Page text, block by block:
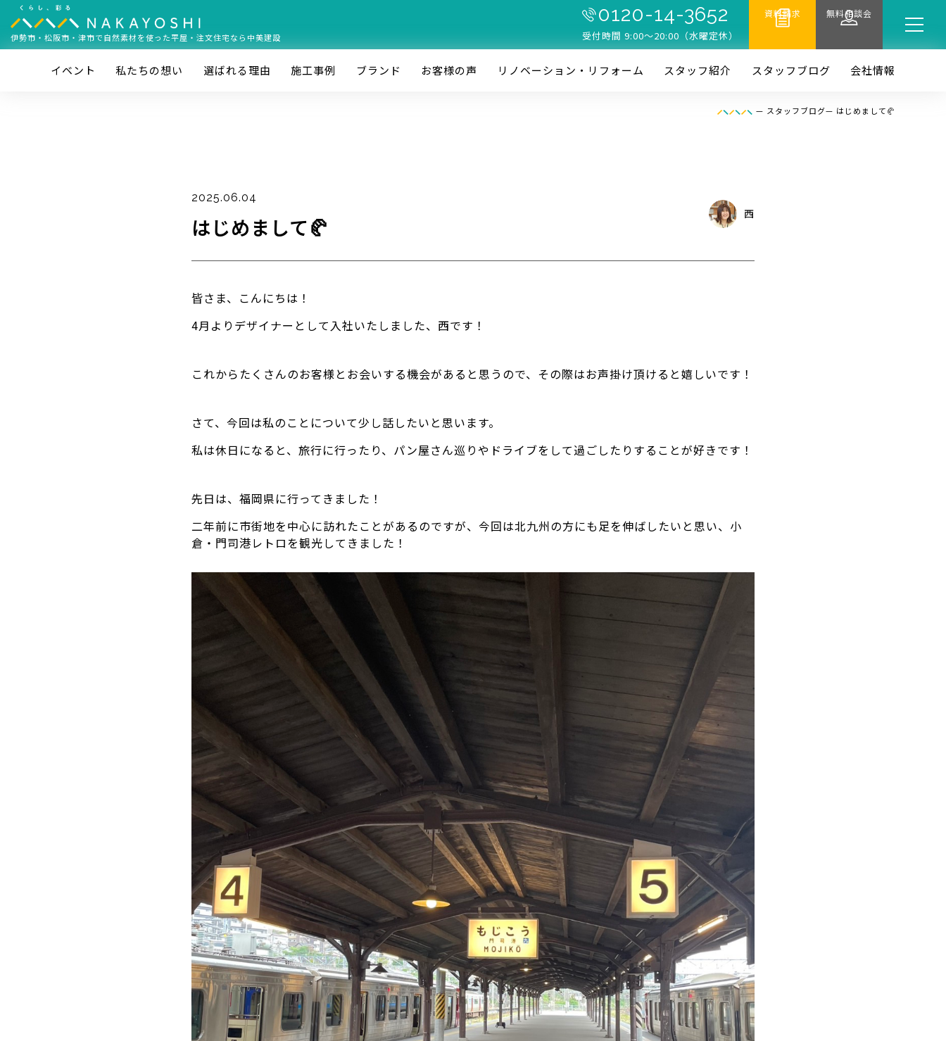
伊勢市・松阪市・津市で自然素材を使った平屋・注文住宅なら中美建設
0120-14-3652
受付時間 9:00〜20:00（水曜定休）
資料請求 無料相談会
イベント 私たちの想い 選ばれる理由 施⼯事例 ブランド お客様の声 リノベーション・リフォーム スタッフ紹介 スタッフブログ 会社情報
— スタッフブログ— はじめまして🥐
2025.06.04
はじめまして🥐 西
皆さま、こんにちは！
4月よりデザイナーとして入社いたしました、西です！
これからたくさんのお客様とお会いする機会があると思うので、その際はお声掛け頂けると嬉しいです！
さて、今回は私のことについて少し話したいと思います。
私は休日になると、旅行に行ったり、パン屋さん巡りやドライブをして過ごしたりすることが好きです！
先日は、福岡県に行ってきました！
二年前に市街地を中心に訪れたことがあるのですが、今回は北九州の方にも足を伸ばしたいと思い、小
倉・門司港レトロを観光してきました！